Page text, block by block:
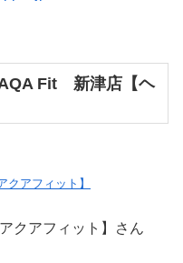
Fit 新津店【ヘ
アフィット】
クアフィット】さん